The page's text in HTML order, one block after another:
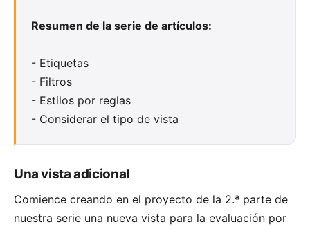
Resumen de la serie de artículos:
- Etiquetas
- Filtros
- Estilos por reglas
- Considerar el tipo de vista
Una vista adicional
Comience creando en el proyecto de la 2.ª parte de
nuestra serie una nueva vista para la evaluación por